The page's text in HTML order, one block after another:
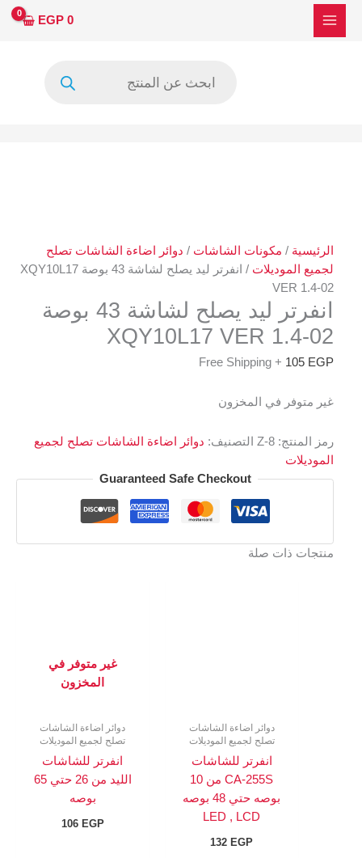
تخطي
0
EGP
الرئيسية / مكونات الشاشات / دوائر اضاءة الشاشات تصلح
لجميع الموديلات
/ انفرتر ليد يصلح لشاشة 43 بوصة XQY10L17
VER 1.4-02
انفرتر ليد يصلح لشاشة 43 بوصة
XQY10L17 VER 1.4-02
105 EGP
+ Free Shipping
غير متوفر في المخزون
رمز المنتج: Z-8 التصنيف: دوائر اضاءة الشاشات تصلح لجميع
الموديلات
Guaranteed Safe Checkout
منتجات ذات صلة
دوائر اضاءة الشاشات
تصلح لجميع الموديلات
انفرتر للشاشات
CA-255S من 10
بوصه حتي 48 بوصه
LED , LCD
132EGP
غير متوفر في
المخزون
دوائر اضاءة الشاشات
تصلح لجميع الموديلات
انفرتر للشاشات
الليد من 26 حتي 65
بوصه
106 EGP